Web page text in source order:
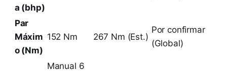
a (bhp)
Par
Máxim
o (Nm)
152 Nm 267 Nm (Est.)
Por confirmar
(Global)
Manual 6